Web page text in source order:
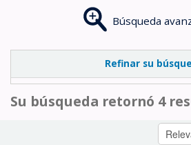
Búsqueda
Refinar su
Su búsqueda retornó 4